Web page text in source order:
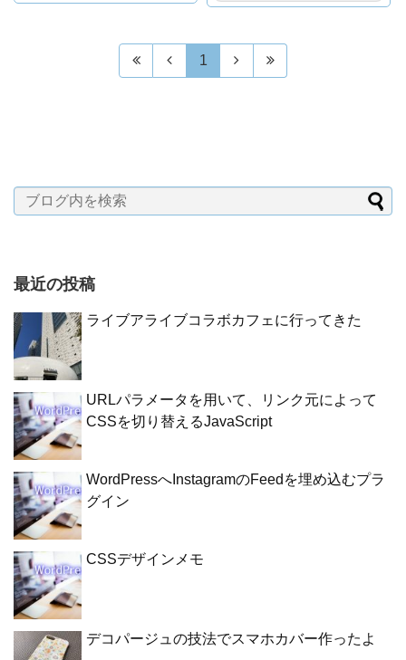
1
最近の投稿
ライブアライブコラボカフェに行ってきた
URLパラメータを用いて、リンク元によって
CSSを切り替えるJavaScript
WordPressへInstagramのFeedを埋め込むプラ
グイン
CSSデザインメモ
デコパージュの技法でスマホカバー作ったよ